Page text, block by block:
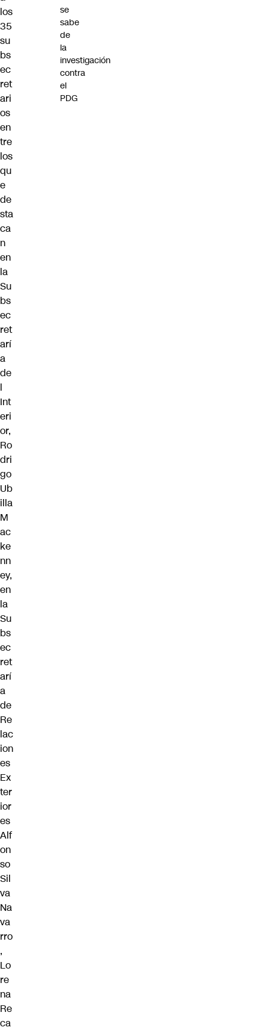
los
35
su
bs
ec
ret
ari
os
en
tre
los
qu
e
de
sta
ca
n
en
la
Su
bs
ec
ret
arí
a
de
l
Int
eri
or,
Ro
dri
go
Ub
illa
M
ac
ke
nn
ey,
en
la
Su
bs
ec
ret
arí
a
de
Re
lac
ion
es
Ex
ter
ior
es
Alf
on
so
Sil
va
Na
va
rro
,
Lo
re
na
Re
ca
se
sabe
de
la
investigación
contra
el
PDG